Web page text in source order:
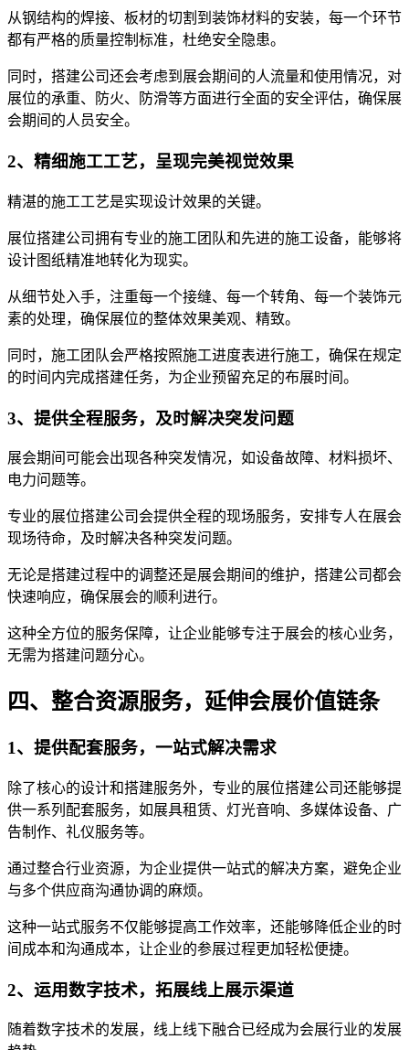
从钢结构的焊接、板材的切割到装饰材料的安装，每一个环节
都有严格的质量控制标准，杜绝安全隐患。
同时，搭建公司还会考虑到展会期间的人流量和使用情况，对
展位的承重、防火、防滑等方面进行全面的安全评估，确保展
会期间的人员安全。
2、精细施工工艺，呈现完美视觉效果
精湛的施工工艺是实现设计效果的关键。
展位搭建公司拥有专业的施工团队和先进的施工设备，能够将
设计图纸精准地转化为现实。
从细节处入手，注重每一个接缝、每一个转角、每一个装饰元
素的处理，确保展位的整体效果美观、精致。
同时，施工团队会严格按照施工进度表进行施工，确保在规定
的时间内完成搭建任务，为企业预留充足的布展时间。
3、提供全程服务，及时解决突发问题
展会期间可能会出现各种突发情况，如设备故障、材料损坏、
电力问题等。
专业的展位搭建公司会提供全程的现场服务，安排专人在展会
现场待命，及时解决各种突发问题。
无论是搭建过程中的调整还是展会期间的维护，搭建公司都会
快速响应，确保展会的顺利进行。
这种全方位的服务保障，让企业能够专注于展会的核心业务，
无需为搭建问题分心。
四、整合资源服务，延伸会展价值链条
1、提供配套服务，一站式解决需求
除了核心的设计和搭建服务外，专业的展位搭建公司还能够提
供一系列配套服务，如展具租赁、灯光音响、多媒体设备、广
告制作、礼仪服务等。
通过整合行业资源，为企业提供一站式的解决方案，避免企业
与多个供应商沟通协调的麻烦。
这种一站式服务不仅能够提高工作效率，还能够降低企业的时
间成本和沟通成本，让企业的参展过程更加轻松便捷。
2、运用数字技术，拓展线上展示渠道
随着数字技术的发展，线上线下融合已经成为会展行业的发展